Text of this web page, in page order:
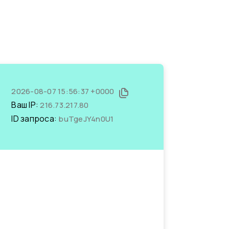
2026-08-07 15:56:37 +0000
Ваш IP:216.73.217.80
ID запроса: buTgeJY4n0U1